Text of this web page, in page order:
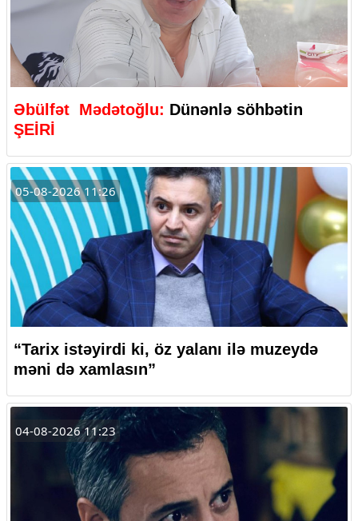
Əbülfət Mədətoğlu: Dünənlə söhbətin
ŞEİRİ
05-08-2026 11:26
“Tarix istəyirdi ki, öz yalanı ilə muzeydə
məni də xamlasın”
04-08-2026 11:23